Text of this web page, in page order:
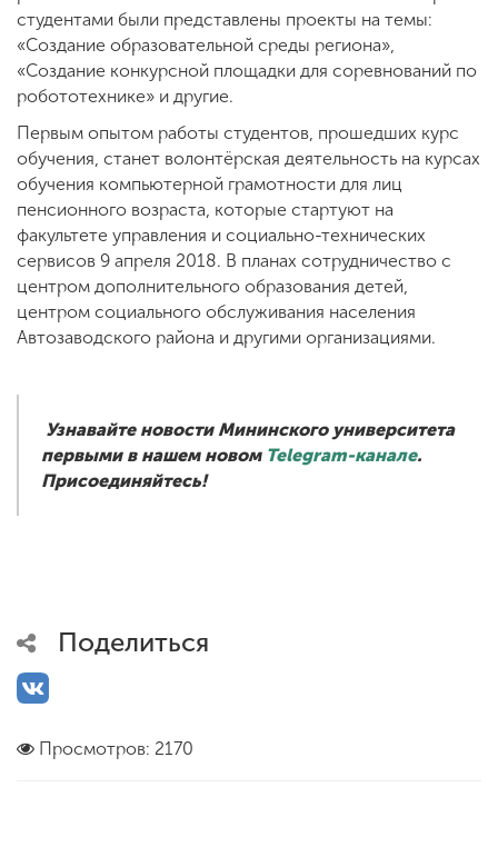
студентами были представлены проекты на темы:
«Создание образовательной среды региона»,
«Создание конкурсной площадки для соревнований по
робототехнике» и другие.
Первым опытом работы студентов, прошедших курс
обучения, станет волонтёрская деятельность на курсах
обучения компьютерной грамотности для лиц
пенсионного возраста, которые стартуют на
факультете управления и социально-технических
сервисов 9 апреля 2018. В планах сотрудничество с
центром дополнительного образования детей,
центром социального обслуживания населения
Автозаводского района и другими организациями.
Узнавайте новости Мининского университета
первыми в нашем новом Telegram-канале.
Присоединяйтесь!
Поделиться
Просмотров: 2170